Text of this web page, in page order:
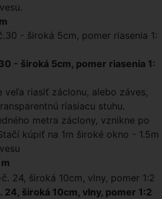
- široká 5cm, pomer riasenia 1:
veľa riasiť záclonu, alebo záves,
riasiacu stuhu.
metra záclony, vznikne po
kúpiť na 1m široké okno - 1.5m
24, široká 10cm, vlny, pomer 1:2